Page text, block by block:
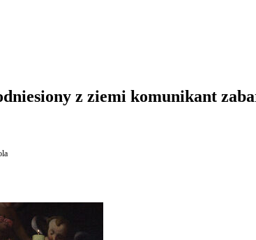
z ziemi komunikant